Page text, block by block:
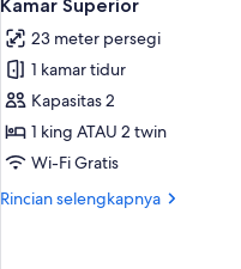
semua
foto
untuk
Kamar
Superior
Kamar Superior
23 meter persegi
1 kamar tidur
Kapasitas 2
1 king ATAU 2 twin
Wi-Fi Gratis
Rincian selengkapnya
Rincian